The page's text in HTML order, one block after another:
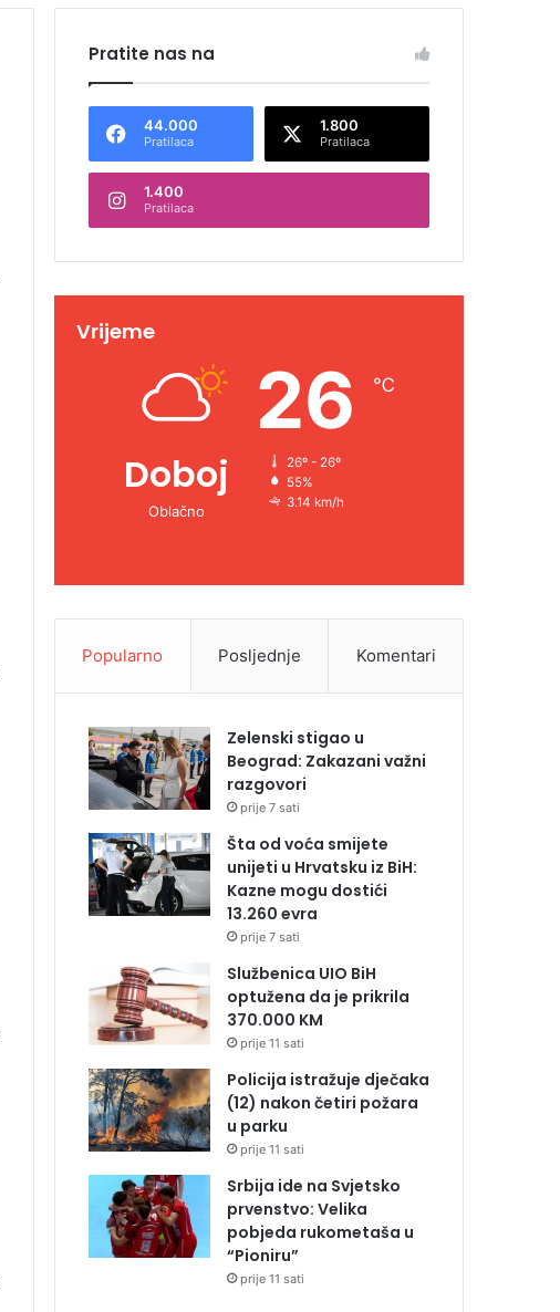
Pratite nas na
44.000
Pratilaca
1.800
Pratilaca
1.400
Pratilaca
Vrijeme
Doboj
Oblačno
26 ℃
26º - 26º
55%
3.14 km/h
Popularno Posljednje Komentari
Zelenski stigao u
Beograd: Zakazani važni
razgovori
prije 7 sati
Šta od voća smijete
unijeti u Hrvatsku iz BiH:
Kazne mogu dostići
13.260 evra
prije 7 sati
Službenica UIO BiH
optužena da je prikrila
370.000 KM
prije 11 sati
Policija istražuje dječaka
(12) nakon četiri požara
u parku
prije 11 sati
Srbija ide na Svjetsko
prvenstvo: Velika
pobjeda rukometaša u
“Pioniru”
prije 11 sati